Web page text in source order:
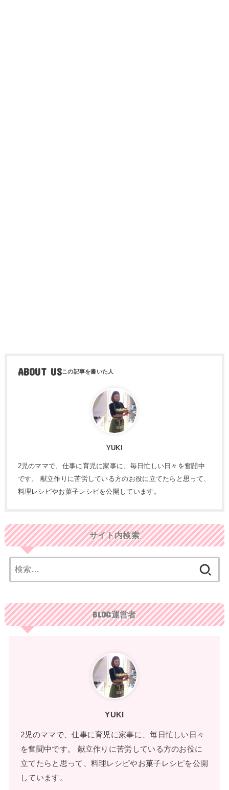
ABOUT US
YUKI
2児のママで、仕事に育児に家事に、毎日忙しい日々を奮闘中
です。 献立作りに苦労している方のお役に立てたらと思って、
料理レシピやお菓子レシピを公開しています。
サイト内検索
索:
BLOG運営者
YUKI
2児のママで、仕事に育児に家事に、毎日忙しい日々
を奮闘中です。 献立作りに苦労している方のお役に
立てたらと思って、料理レシピやお菓子レシピを公開
しています。